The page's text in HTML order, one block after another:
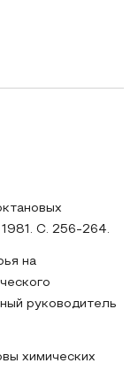
С. 256-264.
на
руководитель
химических